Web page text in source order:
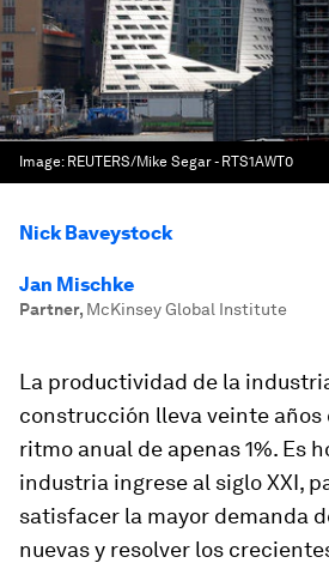
Image: REUTERS/Mike Segar - RTS1AWT0
Nick Baveystock
Jan Mischke
Partner, McKinsey Global Institute
La productividad de la
construcción lleva veinte años
ritmo anual de apenas 1%. Es
industria ingrese al siglo XXI,
satisfacer la mayor demanda
nuevas y resolver los